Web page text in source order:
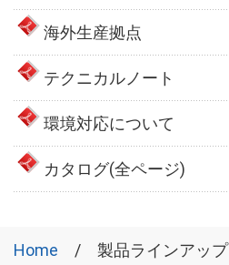
海外生産拠点
テクニカルノート
環境対応について
カタログ(全ページ)
Home 製品ラインアップ